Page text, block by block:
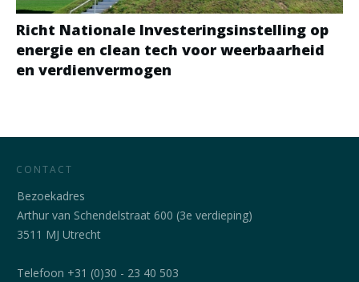
Richt Nationale Investeringsinstelling op
energie en clean tech voor weerbaarheid
en verdienvermogen
CONTACT
Bezoekadres
Arthur van Schendelstraat 600 (3e verdieping)
3511 MJ Utrecht
Telefoon +31 (0)30 - 23 40 503